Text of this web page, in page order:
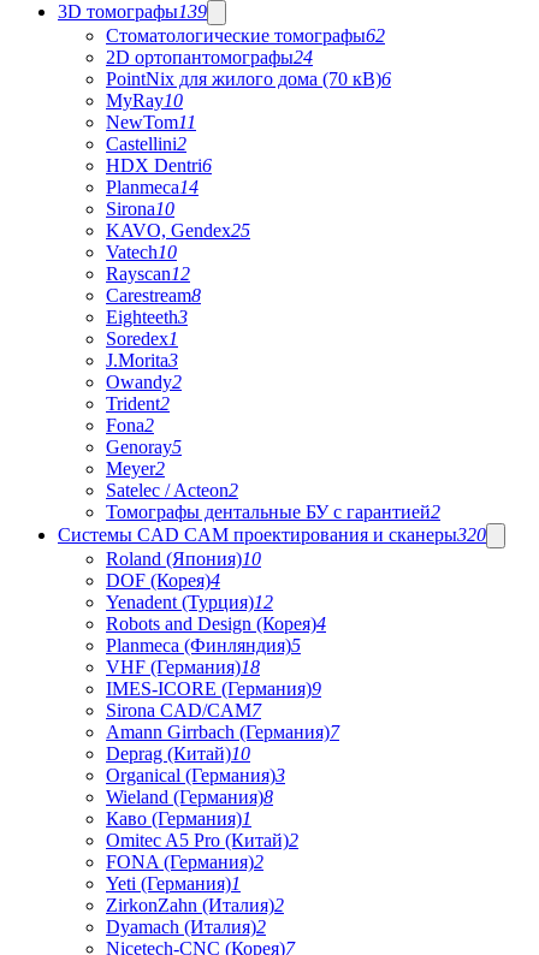
3D томографы139
Стоматологические томографы62
2D ортопантомографы24
PointNix для жилого дома (70 кВ)6
MyRay10
NewTom11
Castellini2
HDX Dentri6
Planmeca14
Sirona10
KAVO, Gendex25
Vatech10
Rayscan12
Carestream8
Eighteeth3
Soredex1
J.Morita3
Owandy2
Trident2
Fona2
Genoray5
Meyer2
Satelec / Acteon2
Томографы дентальные БУ с гарантией2
Системы CAD CAM проектирования и сканеры320
Roland (Япония)10
DOF (Корея)4
Yenadent (Турция)12
Robots and Design (Корея)4
Planmeca (Финляндия)5
VHF (Германия)18
IMES-ICORE (Германия)9
Sirona CAD/CAM7
Amann Girrbach (Германия)7
Deprag (Китай)10
Organical (Германия)3
Wieland (Германия)8
Каво (Германия)1
Omitec A5 Pro (Китай)2
FONA (Германия)2
Yeti (Германия)1
ZirkonZahn (Италия)2
Dyamach (Италия)2
Nicetech-CNC (Корея)7